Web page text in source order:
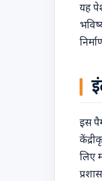
यह
इस
लिए